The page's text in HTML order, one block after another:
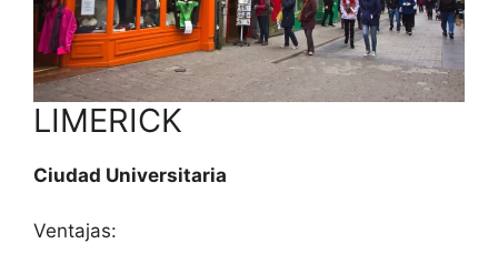
LIMERICK
Ciudad Universitaria
Ventajas: